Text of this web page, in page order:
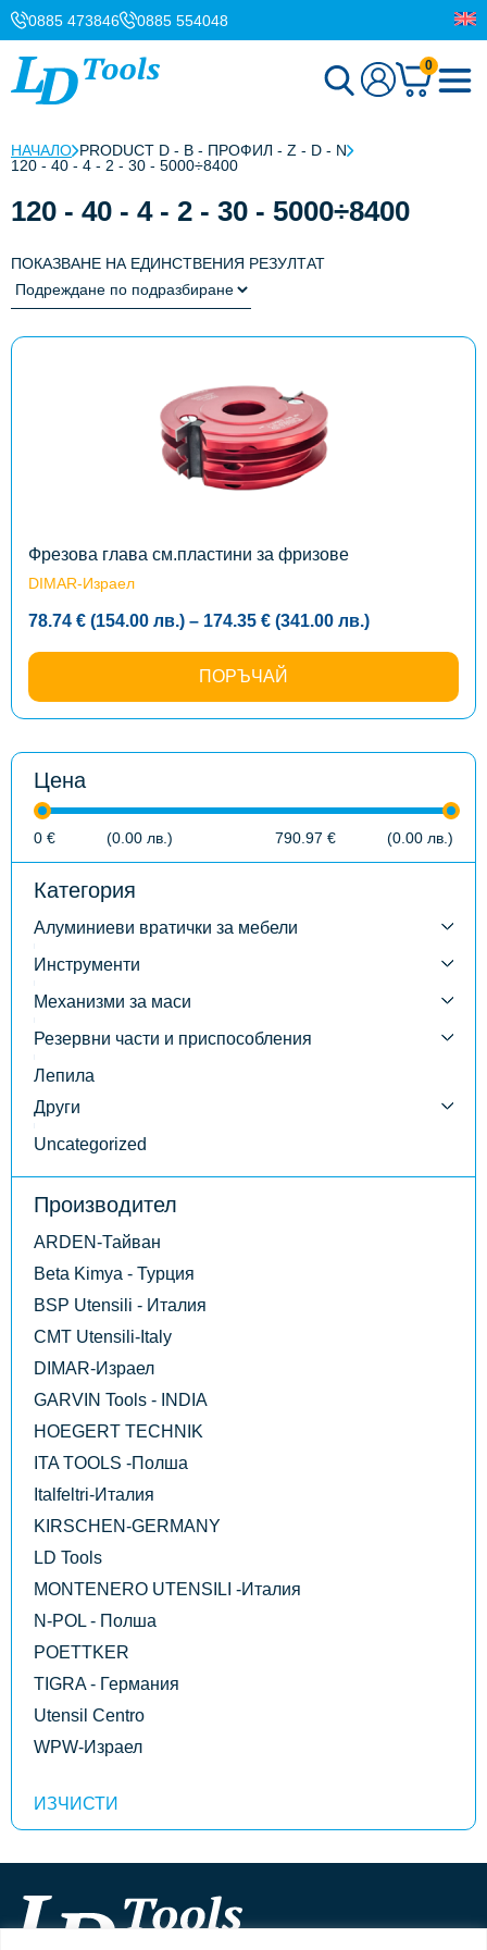
0885 473846 0885 554048
0
НАЧАЛО PRODUCT D - B - ПРОФИЛ - Z - D - N
120 - 40 - 4 - 2 - 30 - 5000÷8400
120 - 40 - 4 - 2 - 30 - 5000÷8400
ПОКАЗВАНЕ НА ЕДИНСТВЕНИЯ РЕЗУЛТАТ
Фрезова глава см.пластини за фризове
DIMAR-Израел
78.74 € (154.00 лв.) – 174.35 € (341.00 лв.)Price
78.74 €
through
174.35 €
лв.)
ПОРЪЧАЙ
the
product
page
Цена
0 € (0.00 лв. ) 790.97 € (0.00 лв. )
Категория
Алуминиеви вратички за мебели
Инструменти
Механизми за маси
Резервни части и приспособления
Лепила
Други
Uncategorized
Производител
ARDEN-Тайван
Beta Kimya - Турция
BSP Utensili - Италия
CMT Utensili-Italy
DIMAR-Израел
GARVIN Tools - INDIA
HOEGERT TECHNIK
ITA TOOLS -Полша
Italfeltri-Италия
KIRSCHEN-GERMANY
LD Tools
MONTENERO UTENSILI -Италия
N-POL - Полша
POETTKER
TIGRA - Германия
Utensil Centro
WPW-Израел